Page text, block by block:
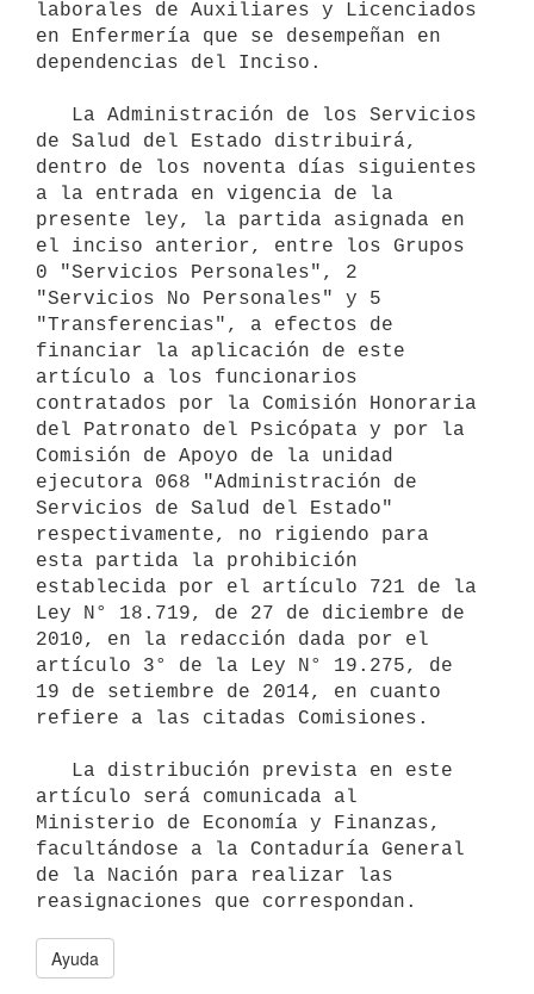
laborales de Auxiliares y Licenciados
en Enfermería que se desempeñan en
dependencias del Inciso.
de Salud del Estado distribuirá,
dentro de los noventa días siguientes
a la entrada en vigencia de la
presente ley, la partida asignada en
el inciso anterior, entre los Grupos
0 "Servicios Personales", 2
"Servicios No Personales" y 5
"Transferencias", a efectos de
financiar la aplicación de este
artículo a los funcionarios
contratados por la Comisión Honoraria
del Patronato del Psicópata y por la
Comisión de Apoyo de la unidad
ejecutora 068 "Administración de
Servicios de Salud del Estado"
respectivamente, no rigiendo para
esta partida la prohibición
establecida por el artículo 721 de la
Ley N° 18.719, de 27 de diciembre de
2010, en la redacción dada por el
artículo 3° de la Ley N° 19.275, de
19 de setiembre de 2014, en cuanto
refiere a las citadas Comisiones.
artículo será comunicada al
Ministerio de Economía y Finanzas,
facultándose a la Contaduría General
de la Nación para realizar las
Ayuda